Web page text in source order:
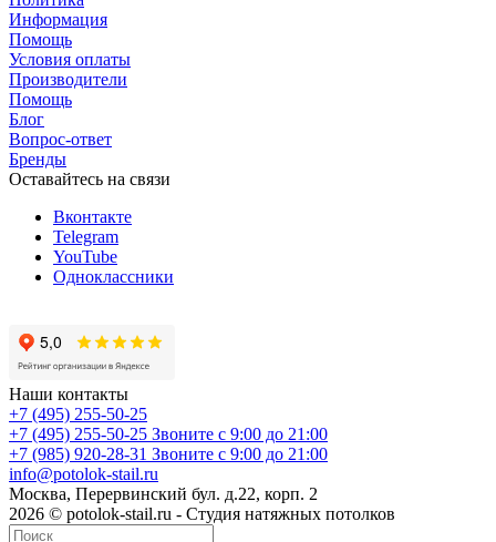
Информация
Помощь
Условия оплаты
Производители
Помощь
Блог
Вопрос-ответ
Бренды
Оставайтесь на связи
Вконтакте
Telegram
YouTube
Одноклассники
Наши контакты
+7 (495) 255-50-25
+7 (495) 255-50-25 Звоните с 9:00 до 21:00
+7 (985) 920-28-31 Звоните с 9:00 до 21:00
info@potolok-stail.ru
Москва, Перервинский бул. д.22, корп. 2
2026 © potolok-stail.ru - Студия натяжных потолков